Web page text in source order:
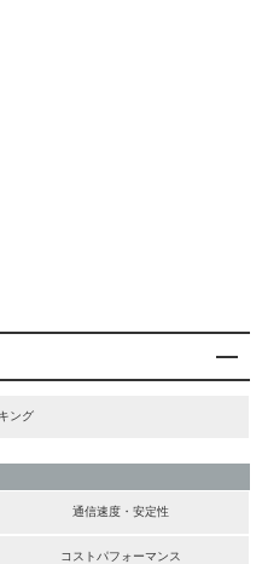
ング
通信速度・安定性
コストパフォーマンス